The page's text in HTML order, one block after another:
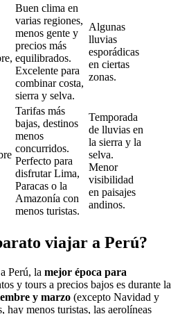
Buen clima en
varias regiones,
menos gente y
precios más
equilibrados.
Excelente para
combinar costa,
sierra y selva.
Algunas
lluvias
esporádicas
en ciertas
zonas.
Tarifas más
bajas, destinos
menos
concurridos.
Perfecto para
disfrutar Lima,
Paracas o la
Amazonía con
menos turistas.
Temporada
de lluvias en
la sierra y la
selva.
Menor
visibilidad
en paisajes
andinos.
viajar a Perú?
Perú, la mejor época para
y tours a precios bajos es durante la
y marzo (excepto Navidad y
hay menos turistas, las aerolíneas